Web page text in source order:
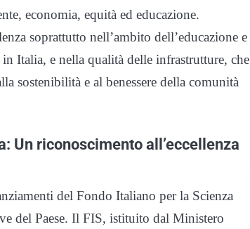
economia, equità ed educazione.
soprattutto nell’ambito dell’educazione e
Italia, e nella qualità delle infrastrutture, che
sostenibilità e al benessere della comunità
Un riconoscimento all’eccellenza
del Fondo Italiano per la Scienza
del Paese. Il FIS, istituito dal Ministero